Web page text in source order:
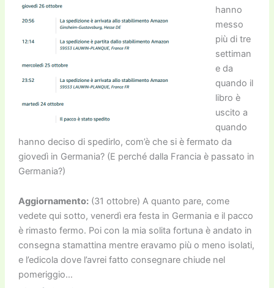
hanno
messo
più di tre
settiman
e da
quando il
libro è
uscito a
quando
hanno deciso di spedirlo, com’è che si è fermato da
giovedì in Germania? (E perché dalla Francia è passato in
Germania?)
Aggiornamento:(31 ottobre) A quanto pare, come
vedete qui sotto, venerdì era festa in Germania e il pacco
è rimasto fermo. Poi con la mia solita fortuna è andato in
consegna stamattina mentre eravamo più o meno isolati,
e l’edicola dove l’avrei fatto consegnare chiude nel
pomeriggio…